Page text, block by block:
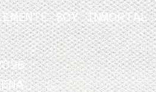
SOY INMORTAL.